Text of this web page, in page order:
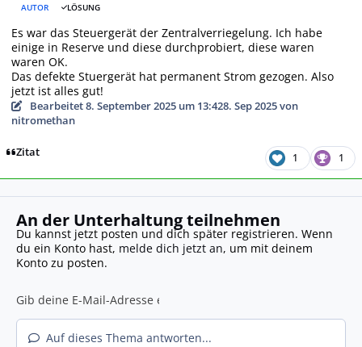
AUTOR LÖSUNG
Es war das Steuergerät der Zentralverriegelung. Ich habe
einige in Reserve und diese durchprobiert, diese waren
waren OK.
Das defekte Stuergerät hat permanent Strom gezogen. Also
jetzt ist alles gut!
Bearbeitet8. September 2025 um 13:428. Sep 2025von
nitromethan
Zitat 1 1
An der Unterhaltung teilnehmen
Du kannst jetzt posten und dich später registrieren. Wenn
du ein Konto hast, melde dich jetzt an, um mit deinem
Konto zu posten.
Auf dieses Thema antworten...